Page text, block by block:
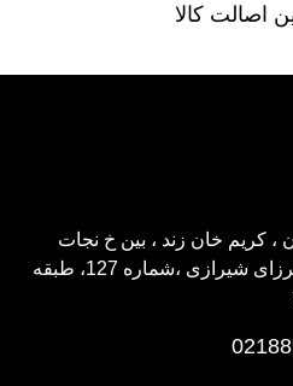
اصالت کالا
، کریم خان زند ، بین خ نجات
اللهی و خ میرزای شیرازی ،شماره 127، طبقه